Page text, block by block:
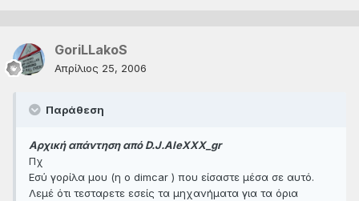
GoriLLakoS
Απρίλιος 25, 2006
Παράθεση
Αρχική απάντηση από D.J.AleXXX_gr
Πχ
Εσύ γορίλα μου (η ο dimcar ) που είσαστε μέσα σε αυτό.
Λεμέ ότι τεσταρετε εσείς τα μηχανήματα για τα όρια